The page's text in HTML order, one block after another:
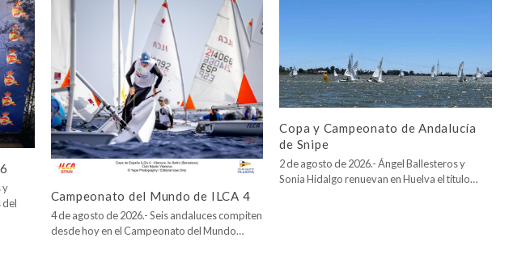
y
del
Campeonato del Mundo de ILCA 4
4 de agosto de 2026.- Seis andaluces compiten
desde hoy en el Campeonato del Mundo…
Copa y Campeonato de Andalucía
de Snipe
2 de agosto de 2026.- Ángel Ballesteros y
Sonia Hidalgo renuevan en Huelva el título…